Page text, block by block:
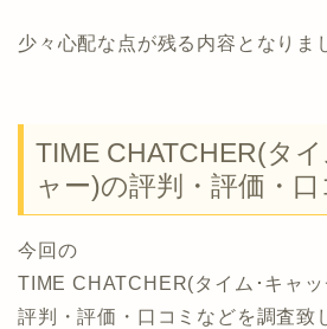
少々心配な点が残る内容となりま
TIME CHATCHER(タ
ャー)の評判・評価・
今回の
TIME CHATCHER(タイム･キャ
評判・評価・口コミなどを調査致